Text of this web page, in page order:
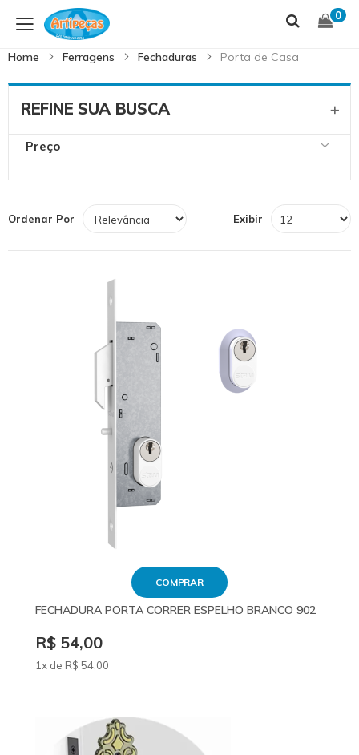
to
0
Home Ferragens Fechaduras Porta de Casa
Exibir
Ordenar Por
COMPRAR
FECHADURA PORTA CORRER ESPELHO BRANCO 902
R$ 54,00
1x de R$ 54,00
REFINE SUA BUSCA
Preço